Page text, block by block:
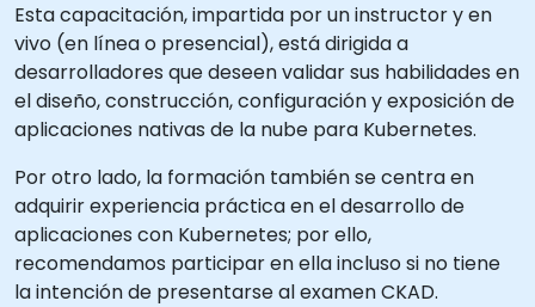
Esta capacitación, impartida por un instructor y en
vivo (en línea o presencial), está dirigida a
desarrolladores que deseen validar sus habilidades en
el diseño, construcción, configuración y exposición de
aplicaciones nativas de la nube para Kubernetes.
Por otro lado, la formación también se centra en
adquirir experiencia práctica en el desarrollo de
aplicaciones con Kubernetes; por ello,
recomendamos participar en ella incluso si no tiene
la intención de presentarse al examen CKAD.